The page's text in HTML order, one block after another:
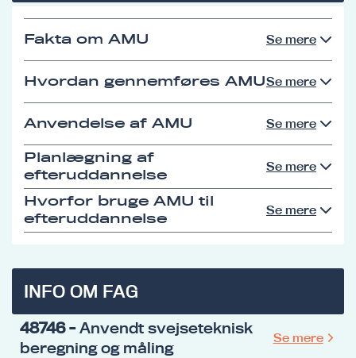
Fakta om AMU Se mere
Hvordan gennemføres AMUSe mere
Anvendelse af AMU Se mere
Planlægning af
efteruddannelse
Se mere
Hvorfor bruge AMU til
efteruddannelse
Se mere
INFO OM FAG
48746- Anvendt svejseteknisk
beregning og måling
Se mere